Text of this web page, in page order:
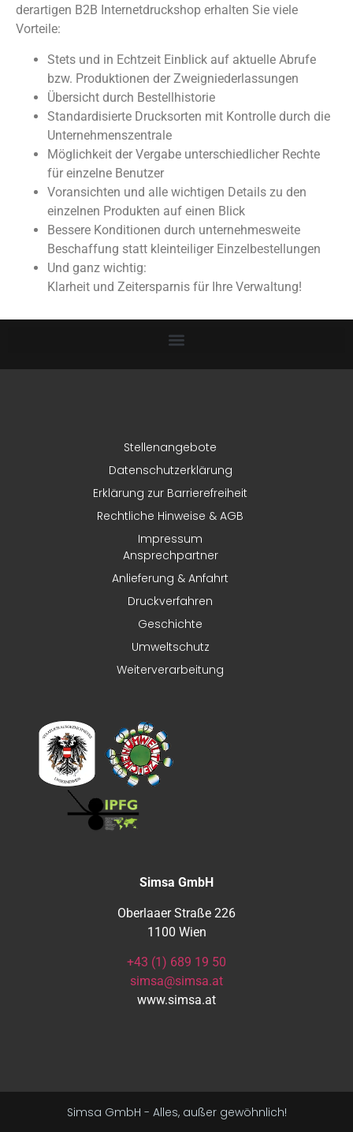
derartigen B2B Internetdruckshop erhalten Sie viele
Vorteile:
Stets und in Echtzeit Einblick auf aktuelle Abrufe
bzw. Produktionen der Zweigniederlassungen
Übersicht durch Bestellhistorie
Standardisierte Drucksorten mit Kontrolle durch die
Unternehmenszentrale
Möglichkeit der Vergabe unterschiedlicher Rechte
für einzelne Benutzer
Voransichten und alle wichtigen Details zu den
einzelnen Produkten auf einen Blick
Bessere Konditionen durch unternehmesweite
Beschaffung statt kleinteiliger Einzelbestellungen
Und ganz wichtig:
Klarheit und Zeitersparnis für Ihre Verwaltung!
Simsa GmbH
Oberlaaer Straße 226
1100 Wien
+43 (1) 689 19 50
simsa@simsa.at
www.simsa.at
Stellenangebote
Datenschutzerklärung
Erklärung zur Barrierefreiheit
Rechtliche Hinweise & AGB
Impressum
Ansprechpartner
Anlieferung & Anfahrt
Druckverfahren
Geschichte
Umweltschutz
Weiterverarbeitung
Simsa GmbH - Alles, außer gewöhnlich!